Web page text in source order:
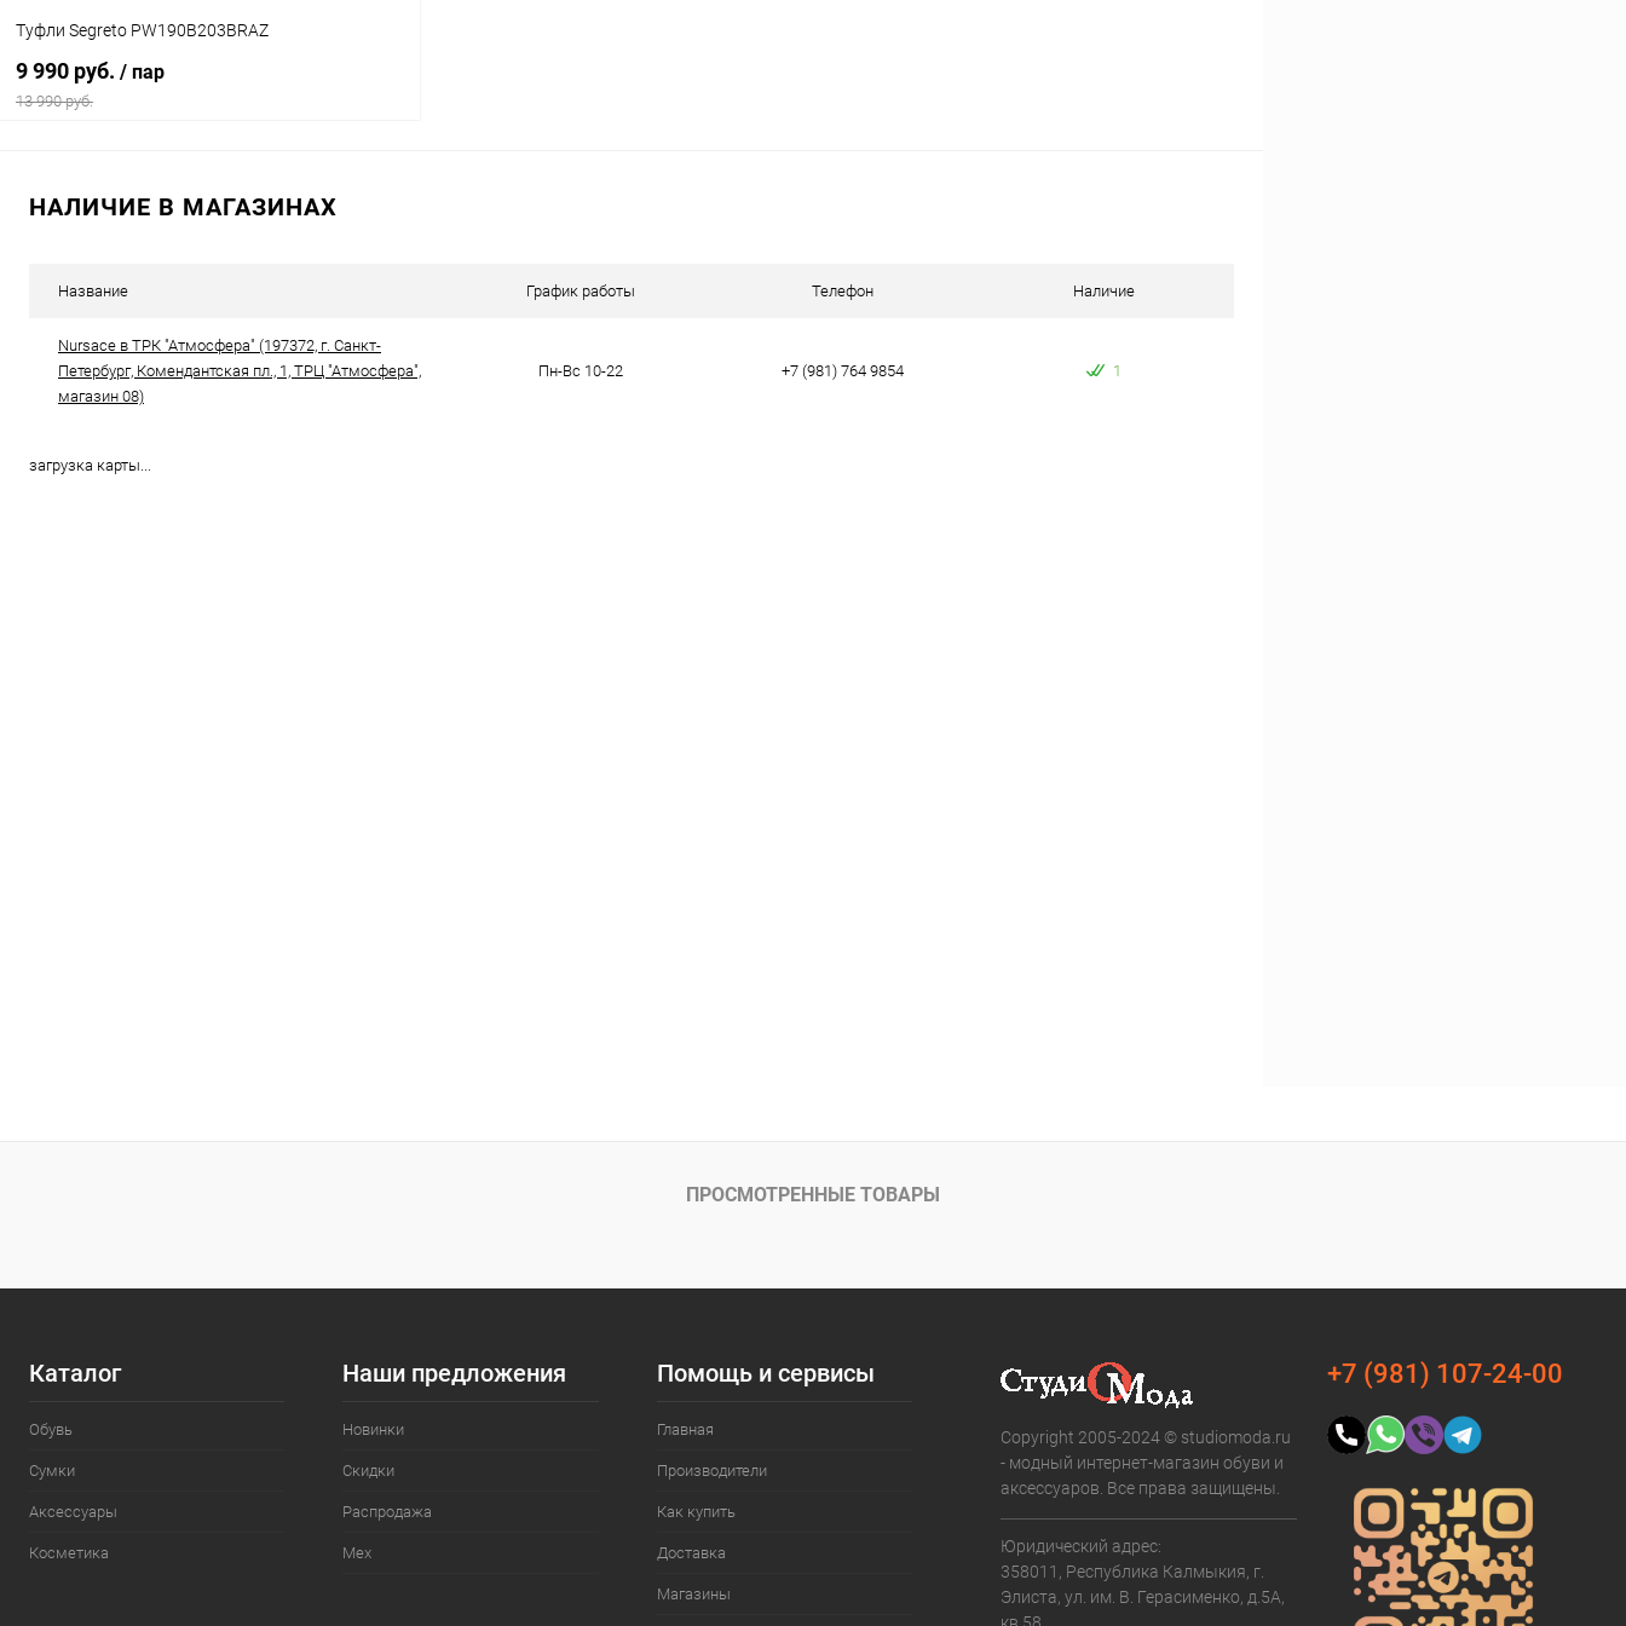
Туфли Segreto PW190B203BRAZ
9 990 руб. / пар
13 990 руб.
40 42
НАЛИЧИЕ В МАГАЗИНАХ
Название График работы Телефон Наличие
Nursace в ТРК "Атмосфера" (197372, г. Санкт-
Петербург, Комендантская пл., 1, ТРЦ "Атмосфера",
магазин 08)
Пн-Вс 10-22 +7 (981) 764 9854 1
загрузка карты...
ПРОСМОТРЕННЫЕ ТОВАРЫ
Каталог
Обувь
Сумки
Аксессуары
Косметика
Наши предложения
Новинки
Скидки
Распродажа
Мех
Помощь и сервисы
Главная
Производители
Как купить
Доставка
Магазины
Copyright 2005-2024 © studiomoda.ru
- модный интернет-магазин обуви и
аксессуаров. Все права защищены.
Юридический адрес:
358011, Республика Калмыкия, г.
Элиста, ул. им. В. Герасименко, д.5А,
+7 (981) 107-24-00